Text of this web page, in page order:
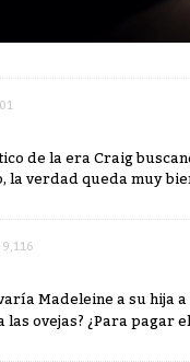
de la era Craig
la verdad queda muy
Madeleine a su hija
ovejas? ¿Para pagar